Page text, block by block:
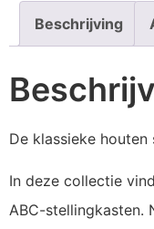
Beschrijving
De klassieke houten
In deze collectie
ABC-stellingkasten.